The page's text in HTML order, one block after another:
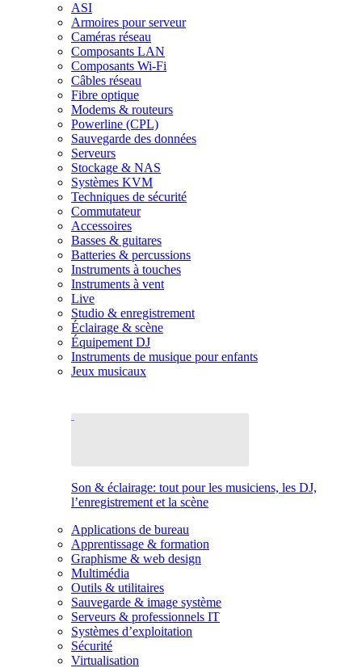
ASI
Armoires pour serveur
Caméras réseau
Composants LAN
Composants Wi-Fi
Câbles réseau
Fibre optique
Modems & routeurs
Powerline (CPL)
Sauvegarde des données
Serveurs
Stockage & NAS
Systèmes KVM
Techniques de sécurité
Commutateur
Accessoires
Basses & guitares
Batteries & percussions
Instruments à touches
Instruments à vent
Live
Studio & enregistrement
Éclairage & scène
Équipement DJ
Instruments de musique pour enfants
Jeux musicaux
Son & éclairage: tout pour les musiciens, les DJ,
l’enregistrement et la scène
Applications de bureau
Apprentissage & formation
Graphisme & web design
Multimédia
Outils & utilitaires
Sauvegarde & image système
Serveurs & professionnels IT
Systèmes d’exploitation
Sécurité
Virtualisation